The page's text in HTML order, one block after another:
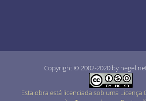
Copyright © 2002-2020 by
Esta obra está licenciada sob uma Licença